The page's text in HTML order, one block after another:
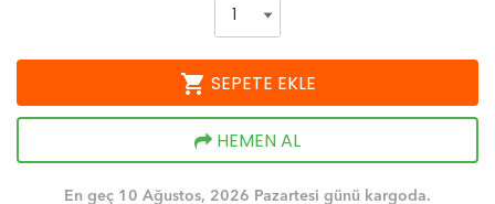
shopping_cart SEPETE EKLE
HEMEN AL
En geç 10 Ağustos, 2026 Pazartesi günü kargoda.